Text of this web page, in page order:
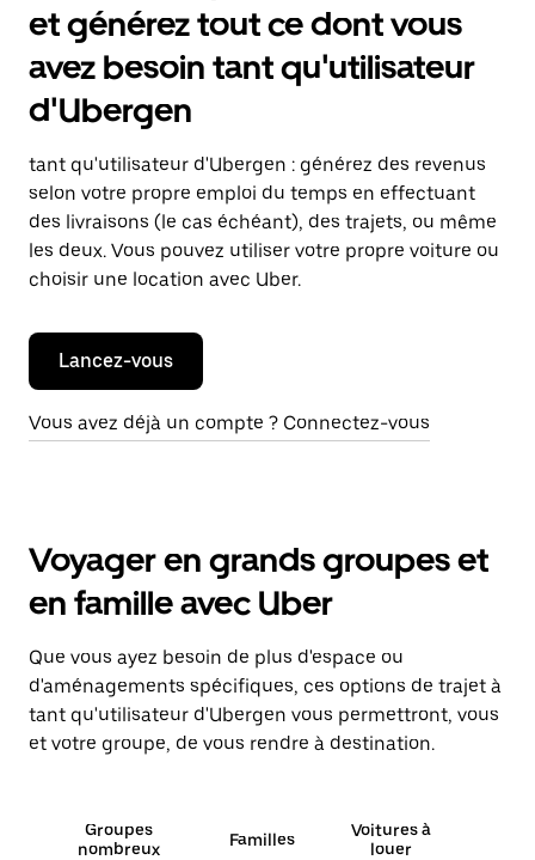
et générez tout ce dont vous
avez besoin tant qu'utilisateur
d'Ubergen
tant qu'utilisateur d'Ubergen : générez des revenus
selon votre propre emploi du temps en effectuant
des livraisons (le cas échéant), des trajets, ou même
les deux. Vous pouvez utiliser votre propre voiture ou
choisir une location avec Uber.
Lancez-vous
Vous avez déjà un compte ? Connectez-vous
Voyager en grands groupes et
en famille avec Uber
Que vous ayez besoin de plus d'espace ou
d'aménagements spécifiques, ces options de trajet à
tant qu'utilisateur d'Ubergen vous permettront, vous
et votre groupe, de vous rendre à destination.
Groupes
nombreux
Familles
Voitures à
louer